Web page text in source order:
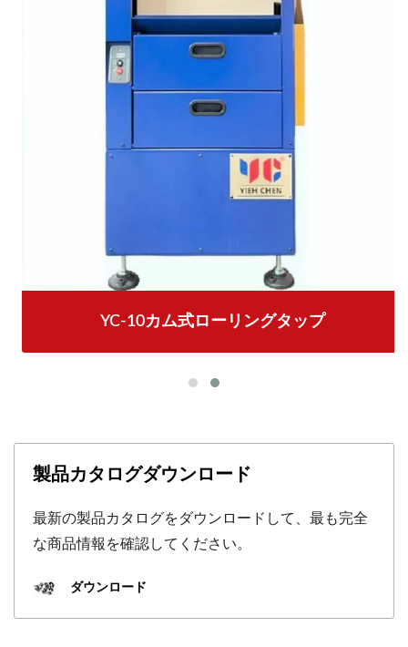
YC-10カム式ローリングタップ
製品カタログダウンロード
最新の製品カタログをダウンロードして、最も完全
な商品情報を確認してください。
ダウンロード